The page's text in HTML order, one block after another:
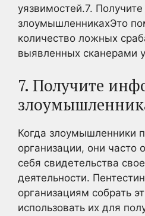
уязвимостей.7.
злоумышленникахЭто
количество ложных
выявленных сканерами
7. Получите
Когда злоумышленники
организации, они часто
себя свидетельства
деятельности.
организациям собрать
использовать их для